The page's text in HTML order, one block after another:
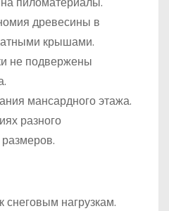
древесины в
крышами.
не подвержены
мансардного этажа.
разного
снеговым нагрузкам.